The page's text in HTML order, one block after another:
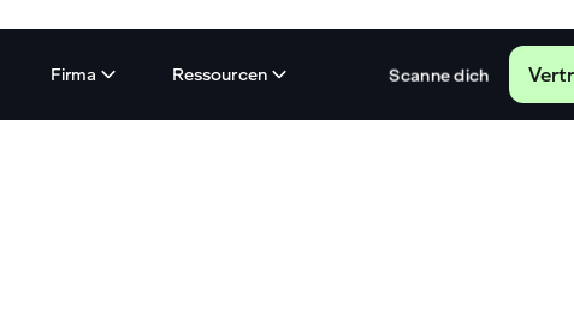
Firma Ressourcen Scanne dich